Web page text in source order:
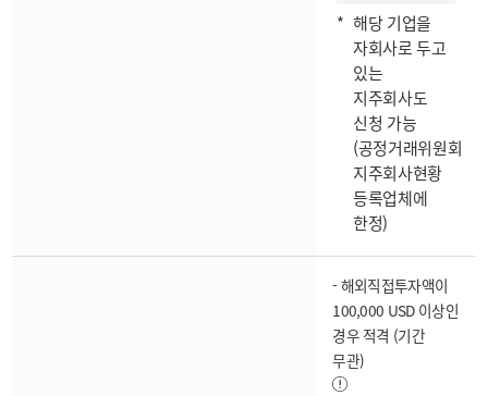
해당 기업을
자회사로 두고
있는
지주회사도
신청 가능
(공정거래위원회
지주회사현황
등록업체에
한정)
- 해외직접투자액이
100,000 USD 이상인
경우 적격 (기간
무관)